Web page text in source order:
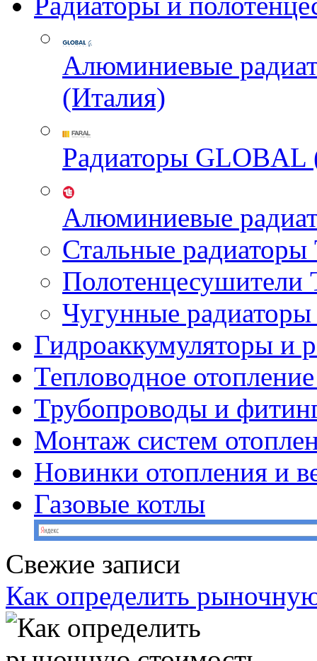
Алюминиевые
(Италия)
Радиаторы GLOBAL
Алюминиевые
Стальные
Чугунные
Гидроаккумуляторы и
Тепловодное
Трубопроводы и
Монтаж систем
Новинки отопления и
Газовые котлы
Свежие записи
Как определить